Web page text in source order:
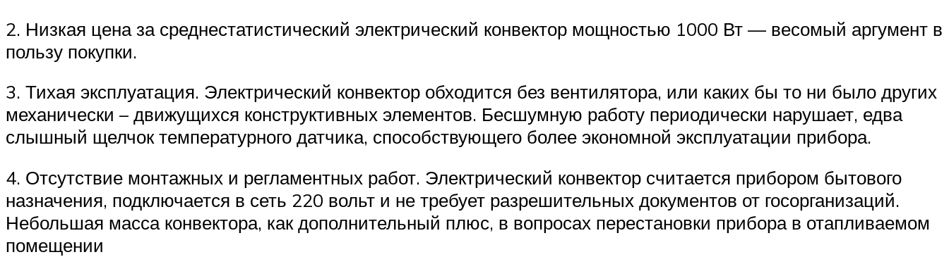
2. Низкая цена за среднестатистический электрический конвектор мощностью 1000 Вт — весомый аргумент в
пользу покупки.
3. Тихая эксплуатация. Электрический конвектор обходится без вентилятора, или каких бы то ни было других
механически – движущихся конструктивных элементов. Бесшумную работу периодически нарушает, едва
слышный щелчок температурного датчика, способствующего более экономной эксплуатации прибора.
4. Отсутствие монтажных и регламентных работ. Электрический конвектор считается прибором бытового
назначения, подключается в сеть 220 вольт и не требует разрешительных документов от госорганизаций.
Небольшая масса конвектора, как дополнительный плюс, в вопросах перестановки прибора в отапливаемом
помещении